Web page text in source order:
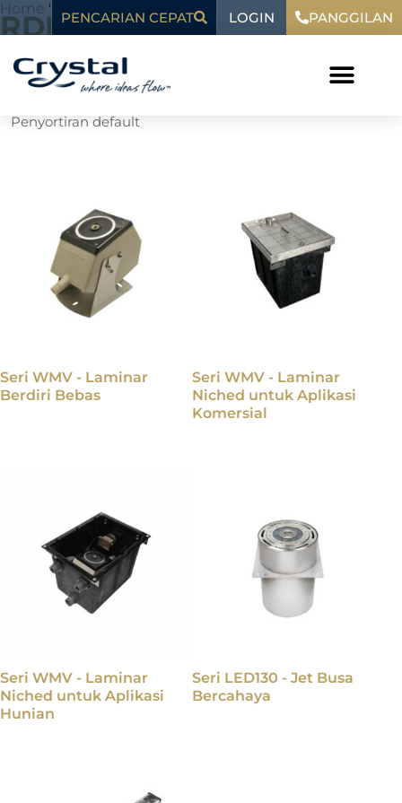
konten
Loncat
ke
PENCARIAN CEPAT LOGIN PANGGILAN
Home " RDM
RDM
Menampilkan semua 8 hasil
Seri WMV - Laminar
Berdiri Bebas
Seri WMV - Laminar
Niched untuk Aplikasi
Komersial
Seri WMV - Laminar
Niched untuk Aplikasi
Hunian
Seri LED130 - Jet Busa
Bercahaya